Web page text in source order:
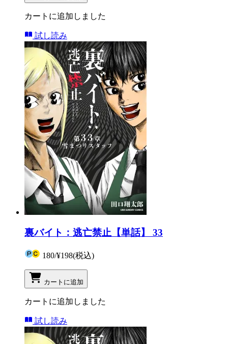
カートに追加しました
試し読み
裏バイト：逃亡禁止【単話】 33
180/¥198(税込)
カートに追加
カートに追加しました
試し読み